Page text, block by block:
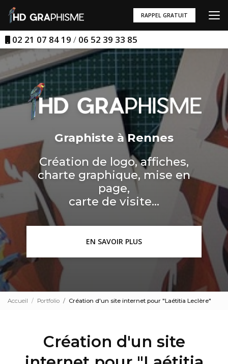
au
contenu
principal
02 21 07 84 19 / 06 52 39 33 85
RAPPEL GRATUIT
Graphiste à Rennes
Création de logo, affiches,
charte graphique, mise en
page,
carte de visite...
EN SAVOIR PLUS
Accueil Portfolio Création d'un site internet pour "Laétitia Leclère"
Création d'un site